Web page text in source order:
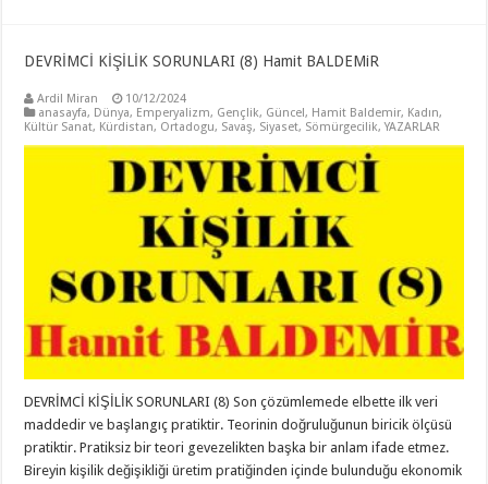
DEVRİMCİ KİŞİLİK SORUNLARI (8) Hamit BALDEMiR
Ardil Miran
10/12/2024
anasayfa, Dünya, Emperyalizm, Gençlik, Güncel, Hamit Baldemir, Kadın,
Kültür Sanat, Kürdistan, Ortadogu, Savaş, Siyaset, Sömürgecilik,YAZARLAR
DEVRİMCİ KİŞİLİK SORUNLARI (8) Son çözümlemede elbette ilk veri
maddedir ve başlangıç pratiktir. Teorinin doğruluğunun biricik ölçüsü
pratiktir. Pratiksiz bir teori gevezelikten başka bir anlam ifade etmez.
Bireyin kişilik değişikliği üretim pratiğinden içinde bulunduğu ekonomik